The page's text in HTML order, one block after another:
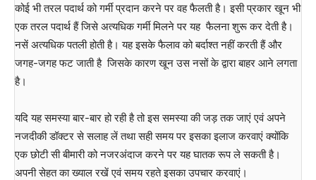
कोई भी तरल पदार्थ को गर्मी प्रदान करने पर वह फैलती है। इसी प्रकार खून भी
एक तरल पदार्थ हैं जिसे अत्यधिक गर्मी मिलने पर यह फैलना शुरू कर देती है।
नसें अत्यधिक पतली होती है। यह इसके फैलाव को बर्दाश्त नहीं करती हैं और
जगह-जगह फट जाती है जिसके कारण खून उस नसों के द्वारा बाहर आने लगता
है।
यदि यह समस्या बार-बार हो रही है तो इस समस्या की जड़ तक जाएं एवं अपने
नजदीकी डॉक्टर से सलाह लें तथा सही समय पर इसका इलाज करवाएं क्योंकि
एक छोटी सी बीमारी को नजरअंदाज करने पर यह घातक रूप ले सकती है।
अपनी सेहत का ख्याल रखें एवं समय रहते इसका उपचार करवाएं।